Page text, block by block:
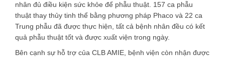
nhân đủ điều kiện sức khỏe để phẫu thuật. 157 ca phẫu
thuật thay thủy tinh thể bằng phương pháp Phaco và 22 ca
Trung phẫu đã được thực hiện, tất cả bệnh nhân đều có kết
quả phẫu thuật tốt và được xuất viện trong ngày.
Bên cạnh sự hỗ trợ của CLB AMIE, bệnh viện còn nhận được